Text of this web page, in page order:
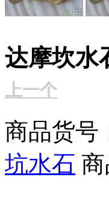
达摩坎水
上一个
商品货号
坑水石